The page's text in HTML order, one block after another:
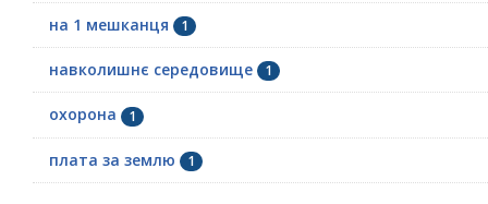
на 1 мешканця 1
навколишнє середовище 1
охорона 1
плата за землю 1